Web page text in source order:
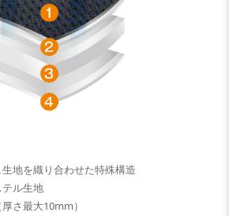
地を織り合わせた特殊構造
ル生地
さ最大10mm）